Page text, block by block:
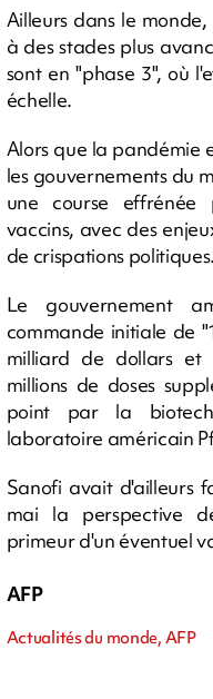
Ailleurs dans le
à des stades plus
sont en "phase 3", où
échelle.
Alors que la pandémie
les gouvernements du
une course
vaccins, avec des
de crispations politiques.
Le gouvernement
commande initiale de
milliard de dollars et
millions de doses
point par la
laboratoire américain
Sanofi avait d'ailleurs
mai la perspective
primeur d'un éventuel
AFP
Actualités du monde, AFP